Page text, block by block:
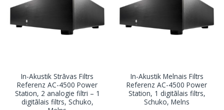
In-Akustik Strāvas Filtrs
Referenz AC-4500 Power
Station, 2 analogie filtri – 1
digitālais filtrs, Schuko,
In-Akustik Melnais Filtrs
Referenz AC-4500 Power
Station, 1 digitālais filtrs,
Schuko, Melns